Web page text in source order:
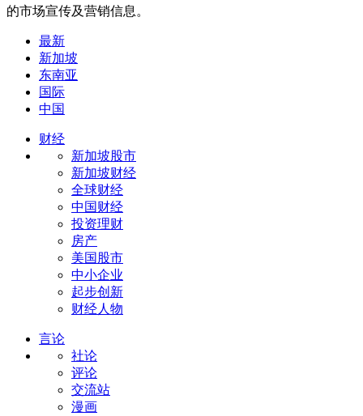
的市场宣传及营销信息。
最新
新加坡
东南亚
国际
中国
财经
新加坡股市
新加坡财经
全球财经
中国财经
投资理财
房产
美国股市
中小企业
起步创新
财经人物
言论
社论
评论
交流站
漫画